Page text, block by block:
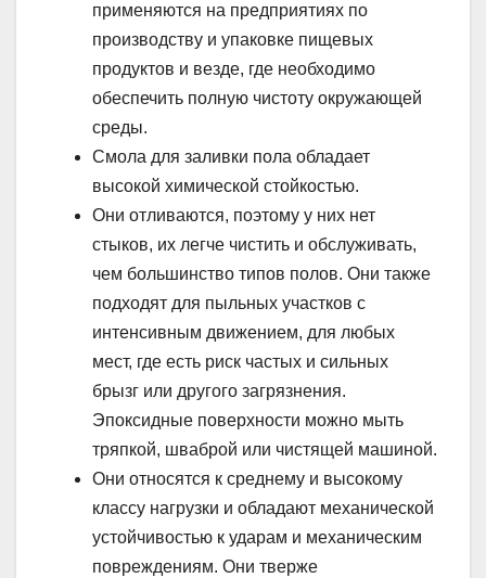
применяются на предприятиях по
производству и упаковке пищевых
продуктов и везде, где необходимо
обеспечить полную чистоту окружающей
среды.
Смола для заливки пола обладает
высокой химической стойкостью.
Они отливаются, поэтому у них нет
стыков, их легче чистить и обслуживать,
чем большинство типов полов. Они также
подходят для пыльных участков с
интенсивным движением, для любых
мест, где есть риск частых и сильных
брызг или другого загрязнения.
Эпоксидные поверхности можно мыть
тряпкой, шваброй или чистящей машиной.
Они относятся к среднему и высокому
классу нагрузки и обладают механической
устойчивостью к ударам и механическим
повреждениям. Они тверже